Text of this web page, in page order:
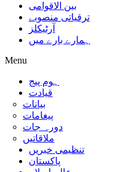
بین الاقوامی
ترقیاتی منصوبے
آرٹیکلز
ہمارے بارے میں
Menu
ہوم پیج
قیادت
بیانات
پیغامات
دورہ جات
ملاقاتیں
تنظیمی خبریں
پاکستان